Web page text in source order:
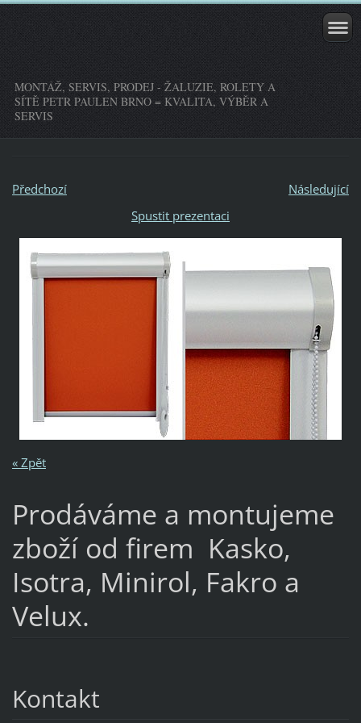
MONTÁŽ, SERVIS, PRODEJ - ŽALUZIE, ROLETY A
SÍTĚ PETR PAULEN BRNO = KVALITA, VÝBĚR A
SERVIS
Předchozí
Následující
Spustit prezentaci
« Zpět
Prodáváme a montujeme
zboží od firem Kasko,
Isotra, Minirol, Fakro a
Velux.
Kontakt